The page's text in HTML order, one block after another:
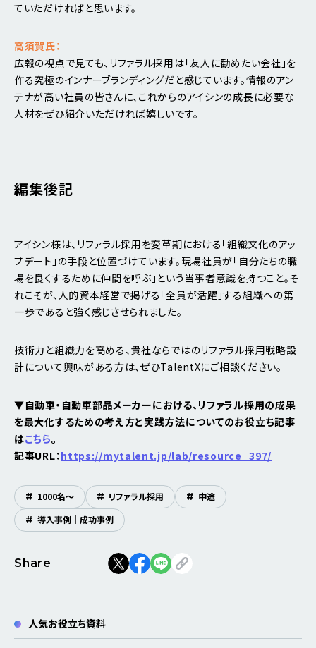
ていただければと思います。
高須賀氏：
広報の視点で見ても、リファラル採用は「友人に勧めたい会社」を
作る究極のインナーブランディングだと感じています。情報のアン
テナが高い社員の皆さんに、これからのアイシンの成長に必要な
人材をぜひ紹介いただければ嬉しいです。
編集後記
アイシン様は、リファラル採用を変革期における「組織文化のアッ
プデート」の手段と位置づけています。現場社員が「自分たちの職
場を良くするために仲間を呼ぶ」という当事者意識を持つこと。そ
れこそが、人的資本経営で掲げる「全員が活躍」する組織への第
一歩であると強く感じさせられました。
技術力と組織力を高める、貴社ならではのリファラル採用戦略設
計について興味がある方は、ぜひTalentXにご相談ください。
▼自動車・自動車部品メーカーにおける、リファラル採用の成果
を最大化するための考え方と実践方法についてのお役立ち記事
はこちら。
記事URL：https://mytalent.jp/lab/resource_397/
# 1000名〜 # リファラル採用 # 中途
# 導入事例｜成功事例
Share
人気お役立ち資料